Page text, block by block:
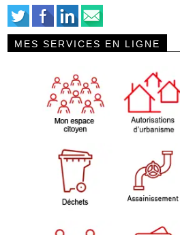
MES SERVICES EN LIGNE